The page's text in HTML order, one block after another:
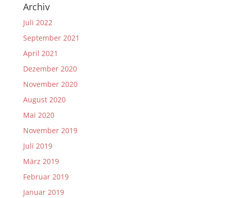
Archiv
Juli 2022
September 2021
April 2021
Dezember 2020
November 2020
August 2020
Mai 2020
November 2019
Juli 2019
März 2019
Februar 2019
Januar 2019